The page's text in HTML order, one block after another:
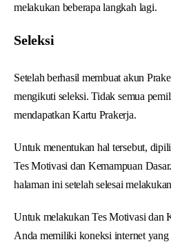
melakukan beberapa langkah lagi.
Seleksi
Setelah berhasil membuat akun
mengikuti seleksi. Tidak semua
mendapatkan Kartu Prakerja.
Untuk menentukan hal tersebut,
Tes Motivasi dan Kemampuan
halaman ini setelah selesai
Untuk melakukan Tes Motivasi dan
Anda memiliki koneksi internet yang